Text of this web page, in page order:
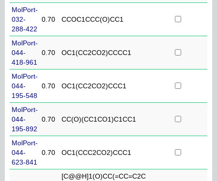
MolPort-
032-
288-422
0.70 CCOC1CCC(O)CC1
MolPort-
044-
418-961
0.70 OC1(CC2CO2)CCCC1
MolPort-
044-
195-548
0.70 OC1(CC2CO2)CCC1
MolPort-
044-
195-892
0.70 CC(O)(CC1CO1)C1CC1
MolPort-
044-
623-841
0.70 OC1(CCC2CO2)CCC1
[C@@H]1(O)CC(=CC=C2C